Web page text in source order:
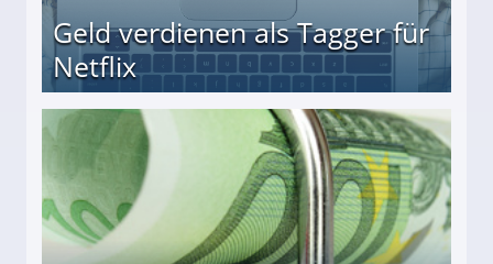
Geld verdienen als Tagger für
Netflix